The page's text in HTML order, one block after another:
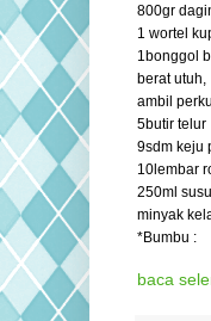
800gr
1 wortel
1bonggol
berat utuh,
ambil
5butir telur
9sdm keju
10lembar
250ml
minyak
*Bumbu :
baca